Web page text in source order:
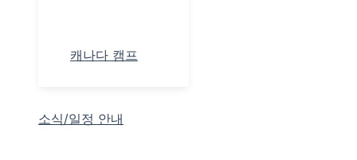
캐나다 캠프
소식/일정 안내